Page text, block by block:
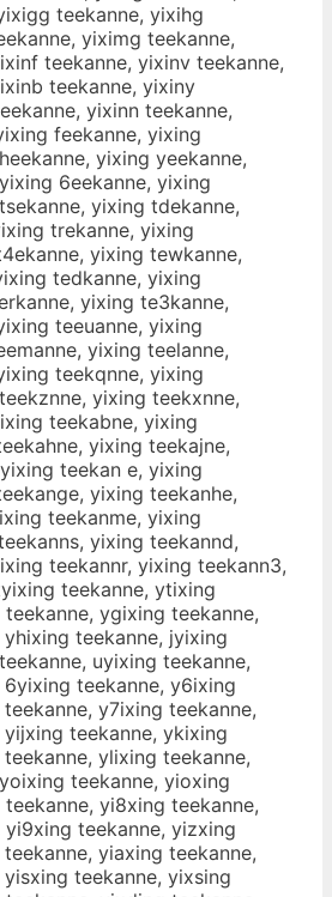
teekanne, yixihg
yiximg teekanne,
teekanne, yixinv teekanne,
teekanne, yixiny
yixinn teekanne,
feekanne, yixing
yixing yeekanne,
6eekanne, yixing
yixing tdekanne,
trekanne, yixing
yixing tewkanne,
tedkanne, yixing
yixing te3kanne,
teeuanne, yixing
yixing teelanne,
teekqnne, yixing
yixing teekxnne,
teekabne, yixing
yixing teekajne,
teekan e, yixing
yixing teekanhe,
teekanme, yixing
yixing teekannd,
teekannr, yixing teekann3,
teekanne, ytixing
ygixing teekanne,
teekanne, jyixing
uyixing teekanne,
teekanne, y6ixing
y7ixing teekanne,
teekanne, ykixing
ylixing teekanne,
teekanne, yioxing
yi8xing teekanne,
teekanne, yizxing
yiaxing teekanne,
teekanne, yixsing